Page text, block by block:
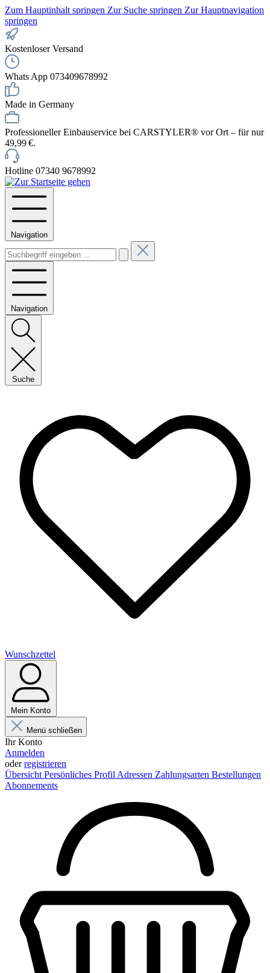
Zum Hauptinhalt springen Zur Suche springen Zur Hauptnavigation
springen
Kostenloser Versand
Whats App 073409678992
Made in Germany
Professioneller Einbauservice bei CARSTYLER® vor Ort – für nur
49,99 €.
Hotline 07340 9678992
Navigation
Navigation
Suche
Wunschzettel
Mein Konto
Menü schließen
Ihr Konto
Anmelden
oderregistrieren
Übersicht Persönliches Profil Adressen Zahlungsarten Bestellungen
Abonnements